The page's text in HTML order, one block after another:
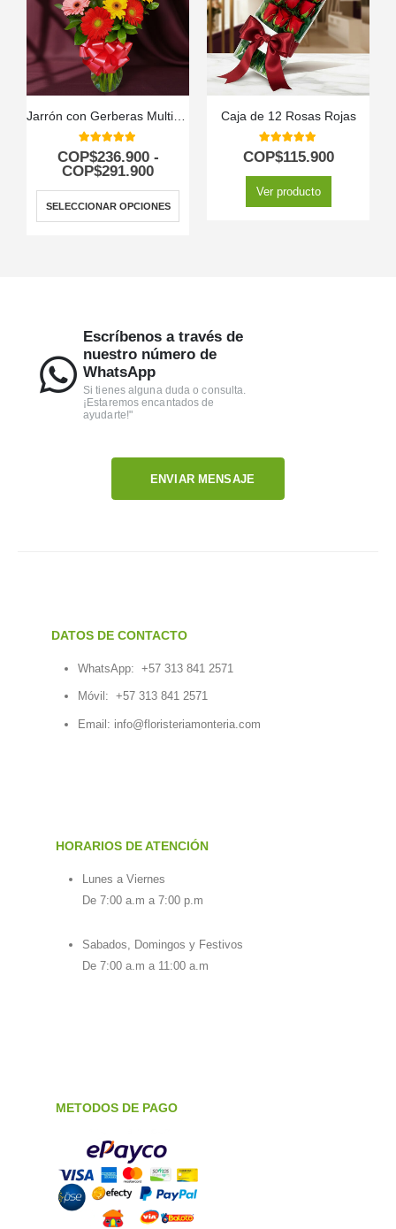
Jarrón con Gerberas Multicolor
5.00out of 5
COP$236.900 -
COP$291.900
SELECCIONAR OPCIONES
Caja de 12 Rosas Rojas
5.00out of 5
COP$115.900
Ver producto
Escríbenos a través de
nuestro número de
WhatsApp
Si tienes alguna duda o consulta.
¡Estaremos encantados de
ayudarte!"
ENVIAR MENSAJE
DATOS DE CONTACTO
WhatsApp: +57 313 841 2571
Móvil: +57 313 841 2571
Email: info@floristeriamonteria.com
HORARIOS DE ATENCIÓN
Lunes a Viernes
De 7:00 a.m a 7:00 p.m
Sabados, Domingos y Festivos
De 7:00 a.m a 11:00 a.m
METODOS DE PAGO